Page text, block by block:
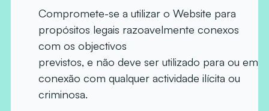
Compromete-se a utilizar o Website para
propósitos legais razoavelmente conexos
com os objectivos
previstos, e não deve ser utilizado para ou em
conexão com qualquer actividade ilícita ou
criminosa.